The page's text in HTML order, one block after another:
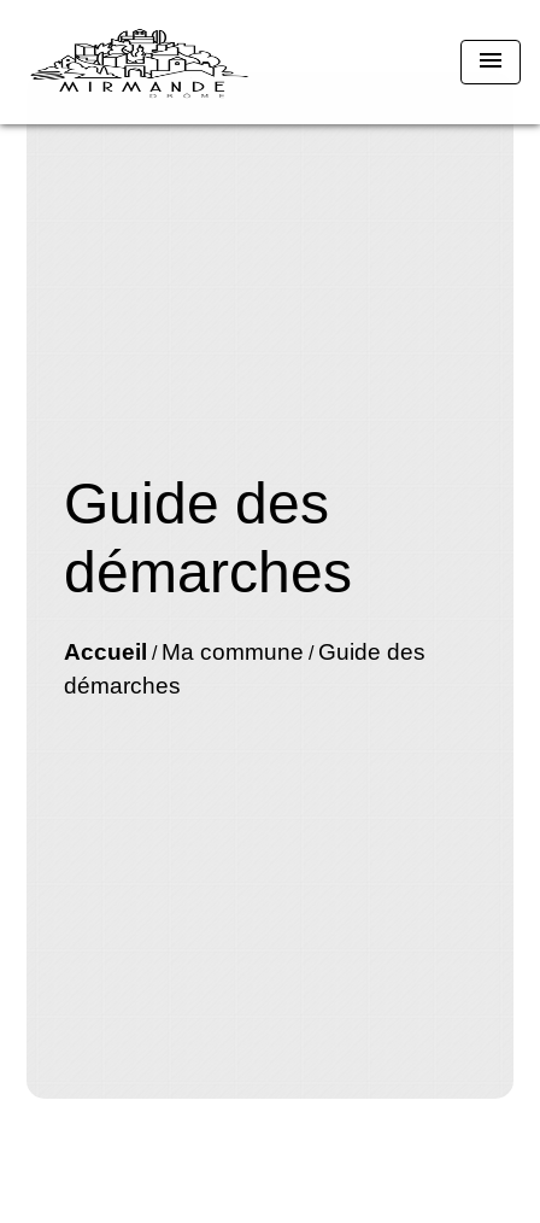
menu
Guide des
démarches
Accueil / Ma commune / Guide des
démarches